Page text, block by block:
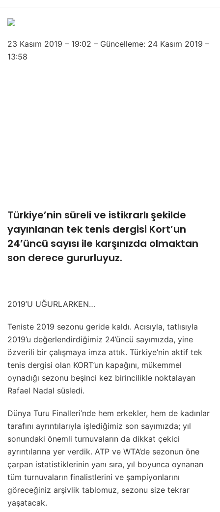
23 Kasım 2019 – 19:02 – Güncelleme: 24 Kasım 2019 –
13:58
Türkiye’nin süreli ve istikrarlı şekilde
yayınlanan tek tenis dergisi Kort’un
24’üncü sayısı ile karşınızda olmaktan
son derece gururluyuz.
2019’U UĞURLARKEN…
Teniste 2019 sezonu geride kaldı. Acısıyla, tatlısıyla
2019’u değerlendirdiğimiz 24’üncü sayımızda, yine
özverili bir çalışmaya imza attık. Türkiye’nin aktif tek
tenis dergisi olan KORT’un kapağını, mükemmel
oynadığı sezonu beşinci kez birincilikle noktalayan
Rafael Nadal süsledi.
Dünya Turu Finalleri’nde hem erkekler, hem de kadınlar
tarafını ayrıntılarıyla işlediğimiz son sayımızda; yıl
sonundaki önemli turnuvaların da dikkat çekici
ayrıntılarına yer verdik. ATP ve WTA’de sezonun öne
çarpan istatistiklerinin yanı sıra, yıl boyunca oynanan
tüm turnuvaların finalistlerini ve şampiyonlarını
göreceğiniz arşivlik tablomuz, sezonu size tekrar
yaşatacak.